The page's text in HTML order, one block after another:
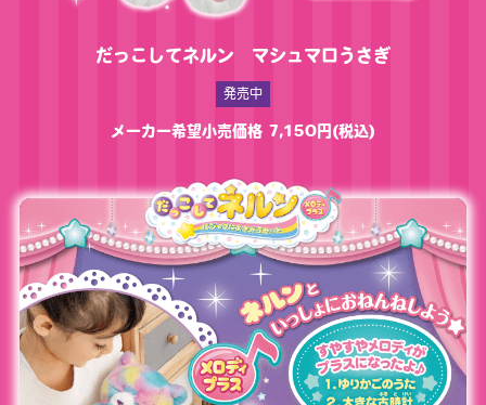
だっこしてネルン マシュマロうさぎ
発売中
メーカー希望小売価格 7,150円(税込)